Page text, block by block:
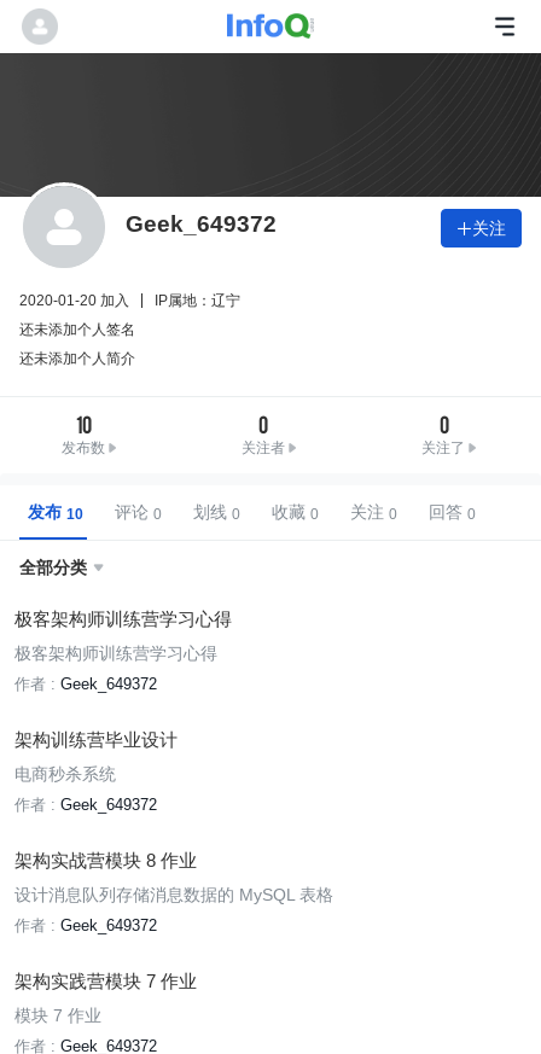
Geek_649372 关注
2020-01-20 加入
IP属地：辽宁
还未添加个人签名
还未添加个人简介
10
发布数
0
关注者
0
关注了
发布 评论 划线 收藏 关注 回答
全部分类 
极客架构师训练营学习心得
极客架构师训练营学习心得
作者 : Geek_649372
架构训练营毕业设计
电商秒杀系统
作者 : Geek_649372
架构实战营模块 8 作业
设计消息队列存储消息数据的 MySQL 表格
作者 : Geek_649372
架构实践营模块 7 作业
模块 7 作业
作者 : Geek_649372